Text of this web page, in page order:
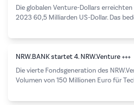
Die globalen Venture-Dollars
2023 60,5 Milliarden US-Dollar. Das
NRW.BANK startet 4. NRW.Venture +++
Die vierte Fondsgeneration des
Volumen von 150 Millionen Euro für